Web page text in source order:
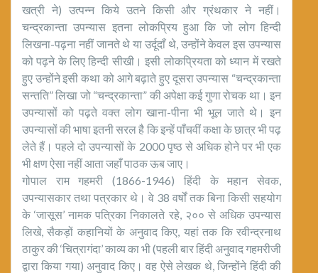
खत्री ने) उत्पन्न किये उतने किसी और ग्रंथकार ने नहीं।
चन्द्रकान्ता उपन्यास इतना लोकप्रिय हुआ कि जो लोग हिन्दी
लिखना-पढ़ना नहीं जानते थे या उर्दूदाँ थे, उन्होंने केवल इस उपन्यास
को पढ़ने के लिए हिन्दी सीखी। इसी लोकप्रियता को ध्यान में रखते
हुए उन्होंने इसी कथा को आगे बढ़ाते हुए दूसरा उपन्यास “चन्द्रकान्ता
सन्तति” लिखा जो “चन्द्रकान्ता” की अपेक्षा कई गुणा रोचक था। इन
उपन्यासों को पढ़ते वक्त लोग खाना-पीना भी भूल जाते थे। इन
उपन्यासों की भाषा इतनी सरल है कि इन्हें पाँचवीं कक्षा के छात्र भी पढ़
लेते हैं। पहले दो उपन्यासों के 2000 पृष्ठ से अधिक होने पर भी एक
भी क्षण ऐसा नहीं आता जहाँ पाठक ऊब जाए।
गोपाल राम गहमरी (1866-1946) हिंदी के महान सेवक,
उपन्यासकार तथा पत्रकार थे। वे 38 वर्षों तक बिना किसी सहयोग
के ‘जासूस’ नामक पत्रिका निकालते रहे, २०० से अधिक उपन्यास
लिखे, सैकड़ों कहानियों के अनुवाद किए, यहां तक कि रवीन्द्रनाथ
ठाकुर की ‘चित्रागंदा’ काव्य का भी (पहली बार हिंदी अनुवाद गहमरीजी
द्वारा किया गया) अनुवाद किए। वह ऐसे लेखक थे, जिन्होंने हिंदी की